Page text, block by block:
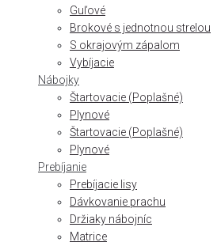
Guľové
Brokové s jednotnou strelou
S okrajovým zápalom
Vybíjacie
Nábojky
Štartovacie (Poplašné)
Plynové
Štartovacie (Poplašné)
Plynové
Prebíjanie
Prebíjacie lisy
Dávkovanie prachu
Držiaky nábojníc
Matrice